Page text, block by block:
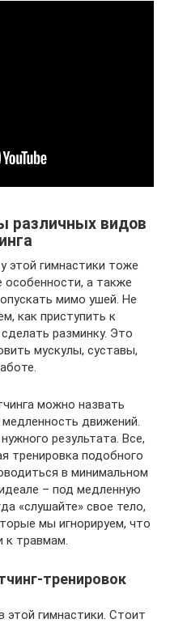
различных видов
этой гимнастики тоже
особенности, а также
мимо ушей. Не
как приступить к
разминку. Это
мускулы, суставы,
можно назвать
движений.
результата. Все,
тренировка подобного
в минимальном
– под медленную
«слушайте» свое тело,
мы игнорируем, что
к травмам.
тренировок
этой гимнастики. Стоит